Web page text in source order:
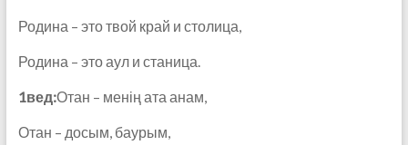
Родина – это твой край и столица,
Родина – это аул и станица.
1вед:Отан – менің ата анам,
Отан – досым, баурым,